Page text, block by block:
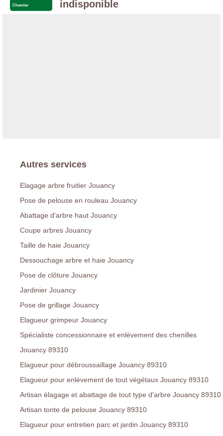
Chantier indisponible
Autres services
Elagage arbre fruitier Jouancy
Pose de pelouse en rouleau Jouancy
Abattage d'arbre haut Jouancy
Coupe arbres Jouancy
Taille de haie Jouancy
Dessouchage arbre et haie Jouancy
Pose de clôture Jouancy
Jardinier Jouancy
Pose de grillage Jouancy
Elagueur grimpeur Jouancy
Spécialiste concessionnaire et enlèvement des chenilles
Jouancy 89310
Elagueur pour débroussaillage Jouancy 89310
Elagueur pour enlèvement de tout végétaux Jouancy 89310
Artisan élagage et abattage de tout type d'arbre Jouancy 89310
Artisan tonte de pelouse Jouancy 89310
Elagueur pour entretien parc et jardin Jouancy 89310